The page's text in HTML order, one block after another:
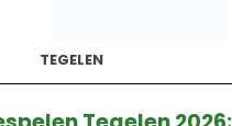
TEGELEN